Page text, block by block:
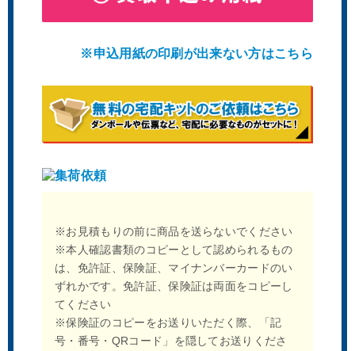
※申込用紙の印刷が出来ない方はこちら
※お見積もりの前に商品を送らないでください
※本人確認書類のコピーとして認められるもの
は、免許証、保険証、マイナンバーカードのい
ずれかです。免許証、保険証は両面をコピーし
てください
※保険証のコピーをお送りいただく際、「記
号・番号・QRコード」を隠してお送りくださ